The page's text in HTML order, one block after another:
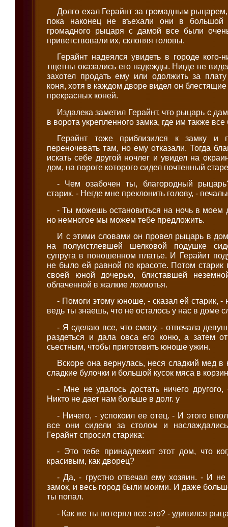
Долго ехал Герайнт за громадным
пока наконец не въехали они в большой
громадного рыцаря с дамой все были
приветствовали их, склоняя головы.
Герайнт надеялся увидеть в городе кого-
тщетны оказались его надежды. Нигде не
захотел продать ему или одолжить за
коня, хотя в каждом дворе видел он
прекрасных коней.
Издалека заметил Герайнт, что рыцарь с
в ворота укрепленного замка, где им также
Герайнт тоже приблизился к замку и
переночевать там, но ему отказали. Тогда
искать себе другой ночлег и увидел на
дом, на пороге которого сидел почтенный
- Чем озабочен ты, благородный
старик. - Негде мне преклонить голову, -
- Ты можешь остановиться на ночь в моем
но немногое мы можем тебе предложить.
И с этими словами он провел рыцарь в
на полуистлевшей шелковой подушке
супруга в поношенном платье. И Герайит
не было ей равной по красоте. Потом старик
своей юной дочерью, блиставшей
облаченной в жалкие лохмотья.
- Помоги этому юноше, - сказал ей старик, -
ведь ты знаешь, что не осталось у нас в доме
- Я сделаю все, что смогу, - отвечала
раздеться и дала овса его коню, а затем
сьестным, чтобы приготовить юноше ужин.
Вскоре она вернулась, неся сладкий мед
сладкие булочки и большой кусок мяса в
- Мне не удалось достать ничего
Никто не дает нам больше в долг. у
- Ничего, - успокоил ее отец. - И этого
все они сидели за столом и
Герайнт спросил старика:
- Это тебе принадлежит этот дом, что
красивым, как дворец?
- Да, - грустно отвечал ему хозяин. - И
замок, и весь город были моими. И даже
ты попал.
- Как же ты потерял все это? - удивился